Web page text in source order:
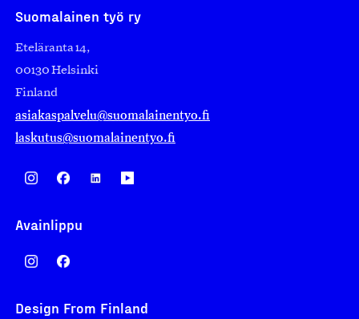
Suomalainen työ ry
Eteläranta 14,
00130 Helsinki
Finland
asiakaspalvelu@suomalainentyo.fi
laskutus@suomalainentyo.fi
Avainlippu
Design From Finland